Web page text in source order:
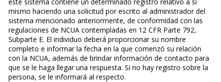
mismo haciendo una solicitud por escrito al administrador del
sistema mencionado anteriormente, de conformidad con las
regulaciones de NCUA contempladas en 12 CFR Parte 792,
Subparte E. El individuo deberá proporcionar su nombre
completo e informar la fecha en la que comenzó su relación
con la NCUA, además de brindar información de contacto para
que se le haga llegar una respuesta. Si no hay registro sobre la
persona, se le informará al respecto.